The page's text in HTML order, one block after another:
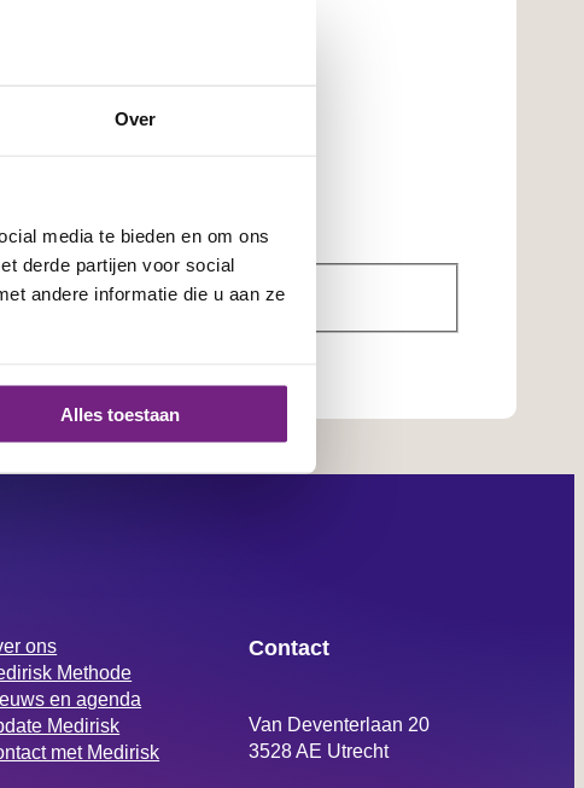
Over
media te bieden en om ons
derde partijen voor social
andere informatie die u aan ze
Alles toestaan
ons
Methode
en agenda
Medirisk
met Medirisk
Contact
Van Deventerlaan 20
3528 AE Utrecht